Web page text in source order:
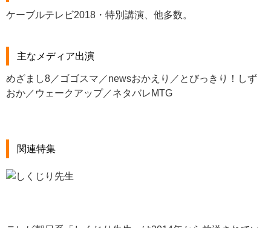
ケーブルテレビ2018・特別講演、他多数。
主なメディア出演
めざまし8／ゴゴスマ／newsおかえり／とびっきり！しず
おか／ウェークアップ／ネタバレMTG
関連特集